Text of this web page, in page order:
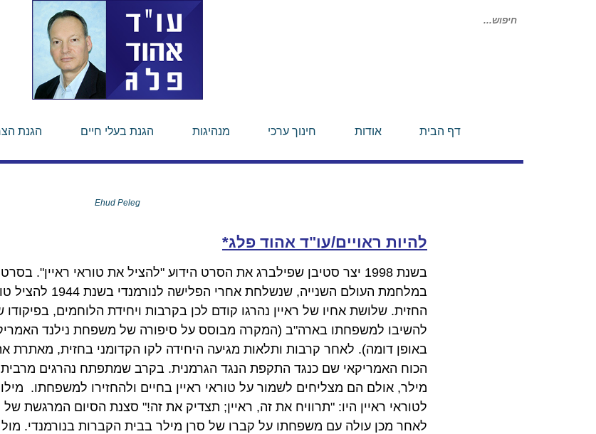
חיפוש
דף הבית אודות חינוך ערכי מנהיגות הגנת בעלי חיים הגנת
Ehud Peleg
להיות ראויים/עו"ד אהוד פלג*
בשנת 1998 יצר סטיבן שפילברג את הסרט הידוע "להציל את טוראי ראיין".
במלחמת העולם
החזית. שלושת אחיו של ראיין נהרגו קודם לכן בקרבות ויחידת הלוחמים,
להשיבו למשפחתו בארה"ב (המקרה מבוסס על סיפורה של משפחת נילנד
באופן דומה). לאחר קרבות ותלאות מגיעה היחידה לקו הקדומני בחזית, מאתרת
הכוח האמריקאי שם כנגד התקפת הנגד הגרמנית. בקרב שמתפתח נהרגים
מילר, אולם הם מצליחים לשמור על טוראי ראיין בחיים ולהחזירו למשפחתו.
לאחר מכן עולה עם משפחתו על קברו של סרן מילר בבית הקברות בנורמנדי.